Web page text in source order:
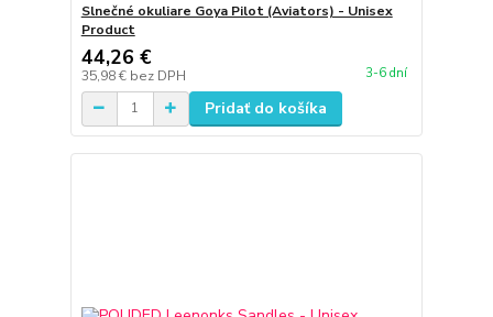
Slnečné okuliare Goya Pilot (Aviators) - Unisex
Product
44,26 €
35,98 € bez DPH 3-6 dní
Pridať do košíka